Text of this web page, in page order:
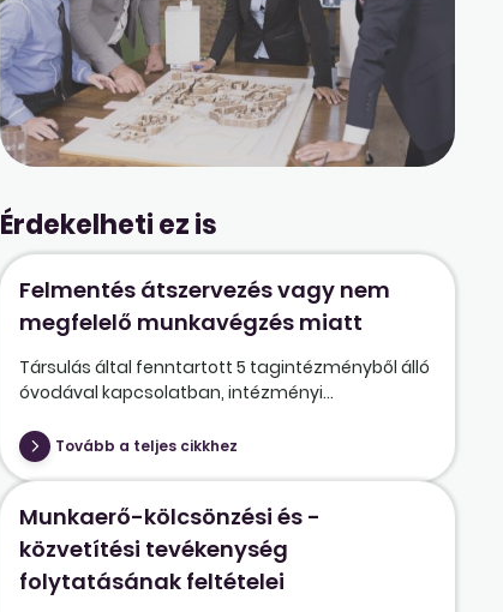
Érdekelheti ez is
Felmentés átszervezés vagy nem
megfelelő munkavégzés miatt
Társulás által fenntartott 5 tagintézményből álló
óvodával kapcsolatban, intézményi...
Tovább a teljes cikkhez
Munkaerő-kölcsönzési és -
közvetítési tevékenység
folytatásának feltételei